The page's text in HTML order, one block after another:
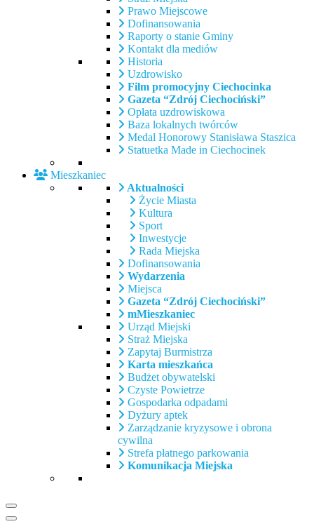
Prawo Miejscowe
Dofinansowania
Raporty o stanie Gminy
Kontakt dla mediów
Historia
Uzdrowisko
Film promocyjny Ciechocinka
Gazeta “Zdrój Ciechociński”
Opłata uzdrowiskowa
Baza lokalnych twórców
Medal Honorowy Stanisława Staszica
Statuetka Made in Ciechocinek
Mieszkaniec
Aktualności
Życie Miasta
Kultura
Sport
Inwestycje
Rada Miejska
Dofinansowania
Wydarzenia
Miejsca
Gazeta “Zdrój Ciechociński”
mMieszkaniec
Urząd Miejski
Straż Miejska
Zapytaj Burmistrza
Karta mieszkańca
Budżet obywatelski
Czyste Powietrze
Gospodarka odpadami
Dyżury aptek
Zarządzanie kryzysowe i obrona
cywilna
Strefa płatnego parkowania
Komunikacja Miejska